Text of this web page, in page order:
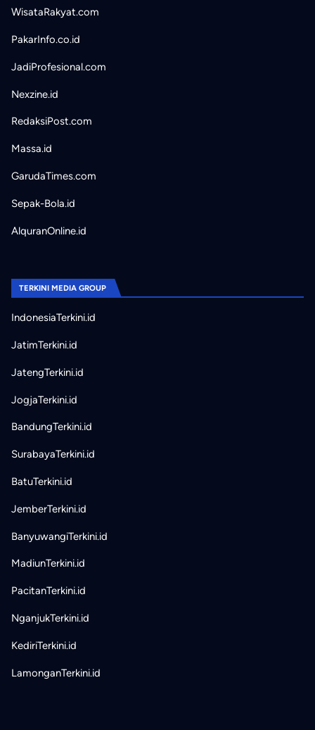
WisataRakyat.com
PakarInfo.co.id
JadiProfesional.com
Nexzine.id
RedaksiPost.com
Massa.id
GarudaTimes.com
Sepak-Bola.id
AlquranOnline.id
TERKINI MEDIA GROUP
IndonesiaTerkini.id
JatimTerkini.id
JatengTerkini.id
JogjaTerkini.id
BandungTerkini.id
SurabayaTerkini.id
BatuTerkini.id
JemberTerkini.id
BanyuwangiTerkini.id
MadiunTerkini.id
PacitanTerkini.id
NganjukTerkini.id
KediriTerkini.id
LamonganTerkini.id